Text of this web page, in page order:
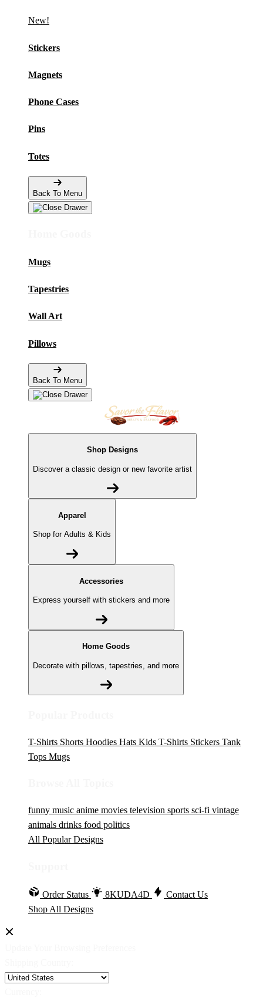
New!
Stickers
Magnets
Phone Cases
Pins
Totes
Back To Menu
Mugs
Tapestries
Wall Art
Pillows
Back To Menu
Shop Designs
Discover a classic design or new favorite artist
Apparel
Shop for Adults & Kids
Accessories
Express yourself with stickers and more
Home Goods
Decorate with pillows, tapestries, and more
T-Shirts Shorts Hoodies Hats Kids T-Shirts Stickers Tank
Tops Mugs
funny music anime movies television sports sci-fi vintage
animals drinks food politics
All Popular Designs
Order Status 8KUDA4D
Contact Us
Shop All Designs